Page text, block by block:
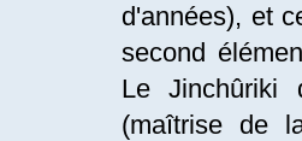
d'années), et
second
Le Jinchûriki
(maîtrise de